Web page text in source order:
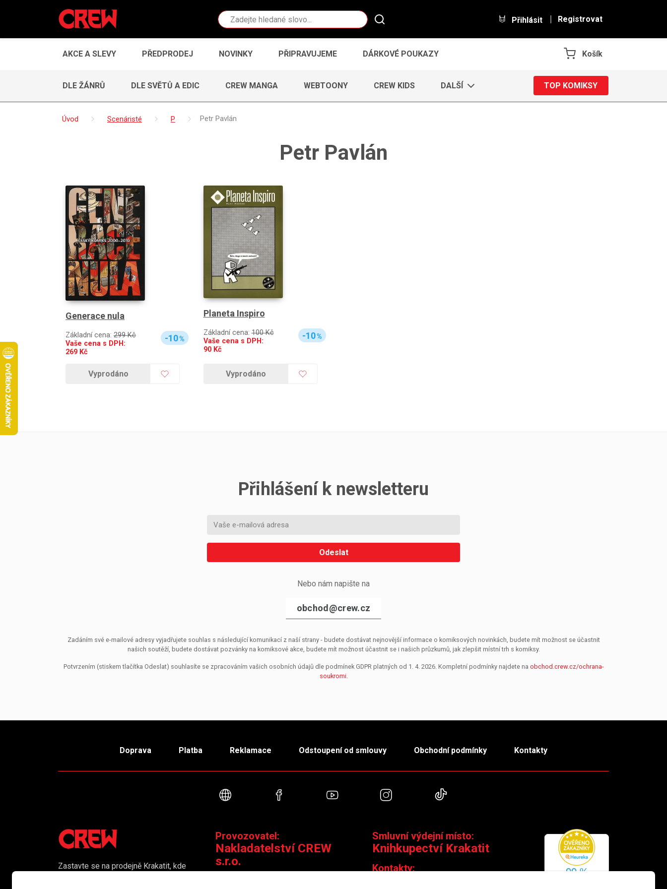
Vyhledávání Přihlásit Registrovat
AKCE A SLEVY PŘEDPRODEJ NOVINKY PŘIPRAVUJEME DÁRKOVÉ POUKAZY Košík
DLE ŽÁNRŮ DLE SVĚTŮ A EDIC CREW MANGA WEBTOONY CREW KIDS DALŠÍ TOP KOMIKSY
Úvod Scenáristé P Petr Pavlán
Petr Pavlán
Generace nula
Základní cena: 299 Kč
Vaše cena s DPH:
269 Kč
-10%
Vyprodáno
Planeta Inspiro
Základní cena:100 Kč
Vaše cena s DPH:
90Kč
-10%
Vyprodáno
Přihlášení k newsletteru
Odeslat
Nebo nám napište na
obchod@crew.cz
Zadáním své e-mailové adresy vyjadřujete souhlas s následující komunikací z naší strany - budete dostávat nejnovější informace o komiksových novinkách, budete mít možnost se účastnit
našich soutěží, budete dostávat pozvánky na komiksové akce, budete mít možnost účastnit se i našich průzkumů, jak zlepšit místní trh s komiksy.
Potvrzením (stiskem tlačítka Odeslat) souhlasíte se zpracováním vašich osobních údajů dle podmínek GDPR platných od 1. 4. 2026. Kompletní podmínky najdete na obchod.crew.cz/ochrana-
soukromi.
Doprava Platba Reklamace Odstoupení od smlouvy Obchodní podmínky Kontakty
Webové stránkyFacebookYouTube Instagram
Zastavte se na prodejně Krakatit, kde
Provozovatel:
Nakladatelství CREW
s.r.o.
Smluvní výdejní místo:
Knihkupectví Krakatit
Kontakty: